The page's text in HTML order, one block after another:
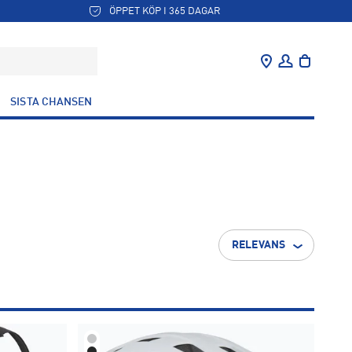
ÖPPET KÖP I 365 DAGAR
SISTA CHANSEN
RELEVANS